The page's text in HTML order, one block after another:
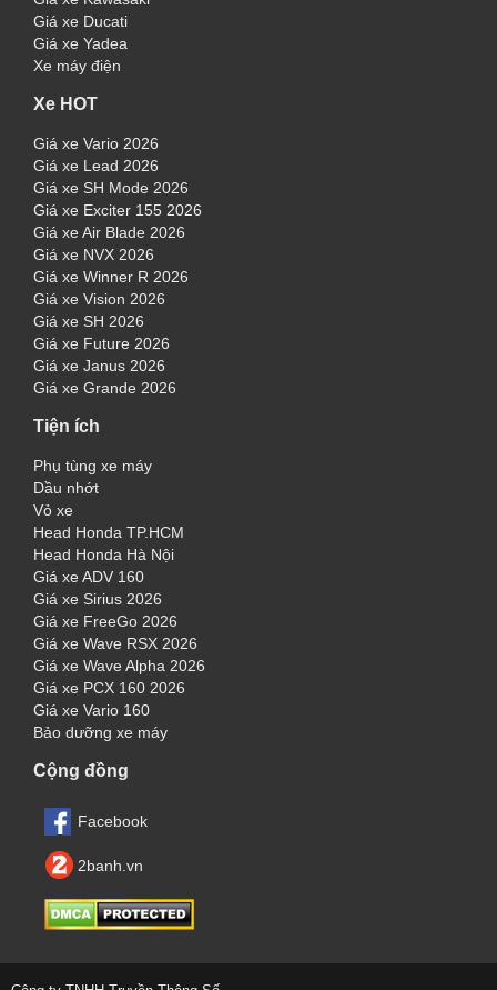
Giá xe Ducati
Giá xe Yadea
Xe máy điện
Xe HOT
Giá xe Vario 2026
Giá xe Lead 2026
Giá xe SH Mode 2026
Giá xe Exciter 155 2026
Giá xe Air Blade 2026
Giá xe NVX 2026
Giá xe Winner R 2026
Giá xe Vision 2026
Giá xe SH 2026
Giá xe Future 2026
Giá xe Janus 2026
Giá xe Grande 2026
Tiện ích
Phụ tùng xe máy
Dầu nhớt
Vỏ xe
Head Honda TP.HCM
Head Honda Hà Nội
Giá xe ADV 160
Giá xe Sirius 2026
Giá xe FreeGo 2026
Giá xe Wave RSX 2026
Giá xe Wave Alpha 2026
Giá xe PCX 160 2026
Giá xe Vario 160
Bảo dưỡng xe máy
Cộng đồng
Facebook
2banh.vn